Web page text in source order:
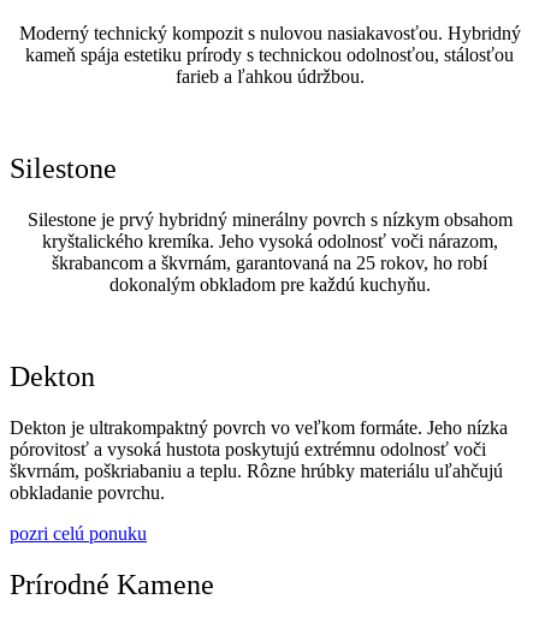
Moderný technický kompozit s nulovou nasiakavosťou. Hybridný
kameň spája estetiku prírody s technickou odolnosťou, stálosťou
farieb a ľahkou údržbou.
Silestone
Silestone je prvý hybridný minerálny povrch s nízkym obsahom
kryštalického kremíka. Jeho vysoká odolnosť voči nárazom,
škrabancom a škvrnám, garantovaná na 25 rokov, ho robí
dokonalým obkladom pre každú kuchyňu.
Dekton
Dekton je ultrakompaktný povrch vo veľkom formáte. Jeho nízka
pórovitosť a vysoká hustota poskytujú extrémnu odolnosť voči
škvrnám, poškriabaniu a teplu. Rôzne hrúbky materiálu uľahčujú
obkladanie povrchu.
pozri celú ponuku
Prírodné Kamene